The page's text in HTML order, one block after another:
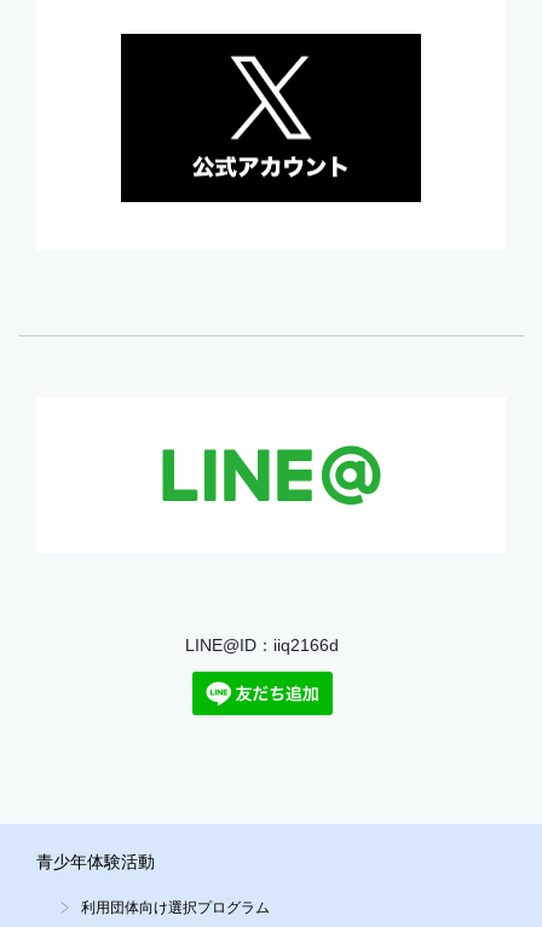
LINE@ID：iiq2166d
青少年体験活動
利用団体向け選択プログラム